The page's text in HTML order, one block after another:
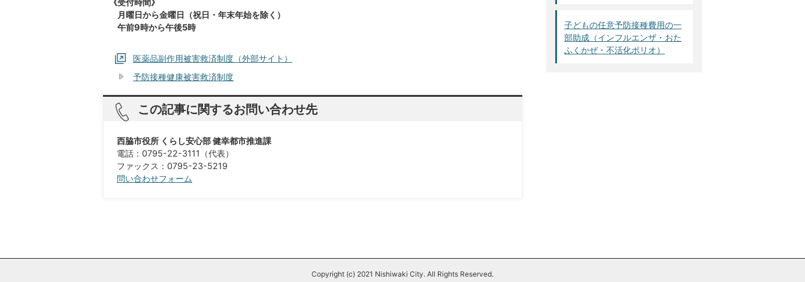
《受付時間》
月曜日から金曜日（祝日・年末年始を除く）
午前9時から午後5時
医薬品副作用被害救済制度（外部サイト）
予防接種健康被害救済制度
この記事に関するお問い合わせ先
西脇市役所 くらし安心部 健幸都市推進課
電話：0795-22-3111（代表）
​​​​​​​ファックス：0795-23-5219
問い合わせフォーム
子どもの任意予防接種費用の一
部助成（インフルエンザ・おた
ふくかぜ・不活化ポリオ）
Copyright (c) 2021 Nishiwaki City. All Rights Reserved.